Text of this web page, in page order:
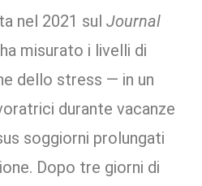
nel 2021 sulJournal
ha misurato i livelli di
dello stress — in un
durante vacanze
soggiorni prolungati
Dopo tre giorni di